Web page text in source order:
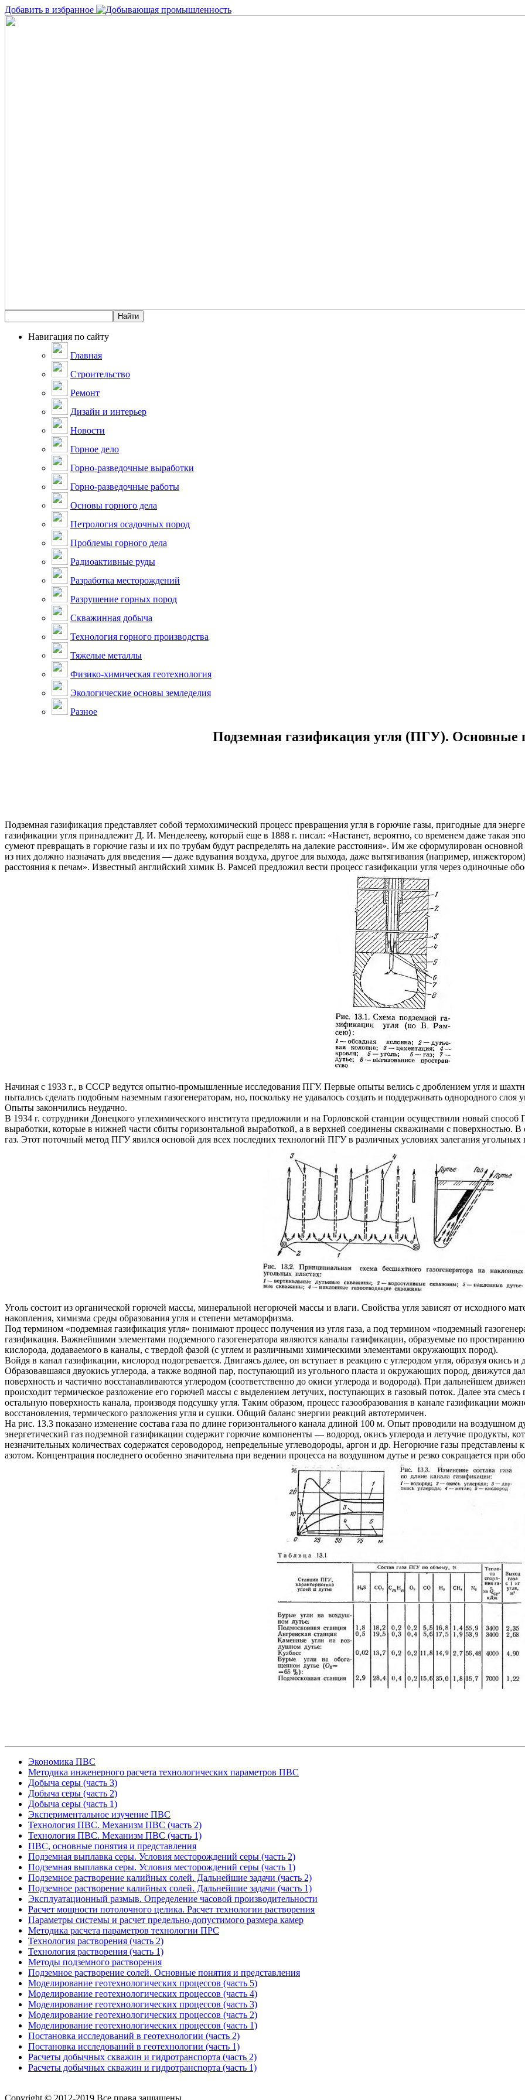
Добавить в избранное
Навигация по сайту
Главная
Строительство
Ремонт
Дизайн и интерьер
Новости
Горное дело
Горно-разведочные выработки
Горно-разведочные работы
Основы горного дела
Петрология осадочных пород
Проблемы горного дела
Радиоактивные руды
Разработка месторождений
Разрушение горных пород
Скважинная добыча
Технология горного производства
Тяжелые металлы
Физико-химическая геотехнология
Экологические основы земледелия
Разное
Подземная газификация угля (ПГУ). Основные
Подземная газификация представляет собой термохимический процесс превращения угля в горючие газы, пригодные для
газификации угля принадлежит Д. И. Менделееву, который еще в 1888 г. писал: «Настанет, вероятно, со временем даже такая
сумеют превращать в горючие газы и их по трубам будут распределять на далекие расстояния». Им же сформулирован
из них должно назначать для введения — даже вдувания воздуха, другое для выхода, даже вытягивания (например,
расстояния к печам». Известный английский химик В. Рамсей предложил вести процесс газификации угля через одиночные
Начиная с 1933 г., в СССР ведутся опытно-промышленные исследования ПГУ. Первые опыты велись с дроблением угля и
пытались сделать подобным наземным газогенераторам, но, поскольку не удавалось создать и поддерживать однородного слоя
Опыты закончились неудачно.
В 1934 г. сотрудники Донецкого углехимического института предложили и на Горловской станции осуществили новый
выработки, которые в нижней части сбиты горизонтальной выработкой, а в верхней соединены скважинами с поверхностью.
газ. Этот поточный метод ПГУ явился основой для всех последних технологий ПГУ в различных условиях залегания угольных
Уголь состоит из органической горючей массы, минеральной негорючей массы и влаги. Свойства угля зависят от исходного
накопления, химизма среды образования угля и степени метаморфизма.
Под термином «подземная газификация угля» понимают процесс получения из угля газа, а под термином «подземный
газификация. Важнейшими элементами подземного газогенератора являются каналы газификации, образуемые по
кислорода, додаваемого в каналы, с твердой фазой (с углем и различными химическими элементами окружающих пород).
Войдя в канал газификации, кислород подогревается. Двигаясь далее, он вступает в реакцию с углеродом угля, образуя окись и
Образовавшаяся двуокись углерода, а также водяной пар, поступающий из угольного пласта и окружающих пород, движутся
поверхность и частично восстанавливаются углеродом (соответственно до окиси углерода и водорода). При дальнейшем
происходит термическое разложение его горючей массы с выделением летучих, поступающих в газовый поток. Далее эта
остальную поверхность канала, производя подсушку угля. Таким образом, процесс газообразования в канале газификации
восстановления, термического разложения угля и сушки. Общий баланс энергии реакций автотермичен.
На рис. 13.3 показано изменение состава газа по длине горизонтального канала длиной 100 м. Опыт проводили на воздушном
энергетический газ подземной газификации содержит горючие компоненты — водород, окись углерода и летучие продукты,
незначительных количествах содержатся сероводород, непредельные углеводороды, аргон и др. Негорючие газы
азотом. Концентрация последнего особенно значительна при ведении процесса на воздушном дутье и резко сокращается при
Экономика ПВС
Методика инженерного расчета технологических параметров ПВС
Добыча серы (часть 3)
Добыча серы (часть 2)
Добыча серы (часть 1)
Экспериментальное изучение ПВС
Технология ПВС. Механизм ПВС (часть 2)
Технология ПВС. Механизм ПВС (часть 1)
ПВС, основные понятия и представления
Подземная выплавка серы. Условия месторождений серы (часть 2)
Подземная выплавка серы. Условия месторождений серы (часть 1)
Подземное растворение калийных солей. Дальнейшие задачи (часть 2)
Подземное растворение калийных солей. Дальнейшие задачи (часть 1)
Эксплуатационный размыв. Определение часовой производительности
Расчет мощности потолочного целика. Расчет технологии растворения
Параметры системы и расчет предельно-допустимого размера камер
Методика расчета параметров технологии ПРС
Технология растворения (часть 2)
Технология растворения (часть 1)
Методы подземного растворения
Подземное растворение солей. Основные понятия и представления
Моделирование геотехнологических процессов (часть 5)
Моделирование геотехнологических процессов (часть 4)
Моделирование геотехнологических процессов (часть 3)
Моделирование геотехнологических процессов (часть 2)
Моделирование геотехнологических процессов (часть 1)
Постановка исследований в геотехнологии (часть 2)
Постановка исследований в геотехнологии (часть 1)
Расчеты добычных скважин и гидротранспорта (часть 2)
Расчеты добычных скважин и гидротранспорта (часть 1)
Copyright © 2012-2019 Все права защищены.